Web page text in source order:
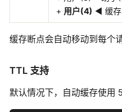
+ 用户(4) ◀ 缓存
缓存断点会自动移动到每个
TTL 支持
默认情况下，自动缓存使用